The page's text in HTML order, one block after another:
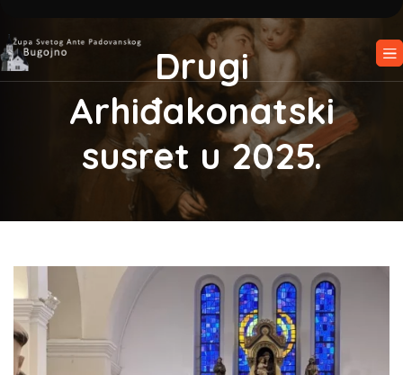
Drugi
Arhiđakonatski
susret u 2025.